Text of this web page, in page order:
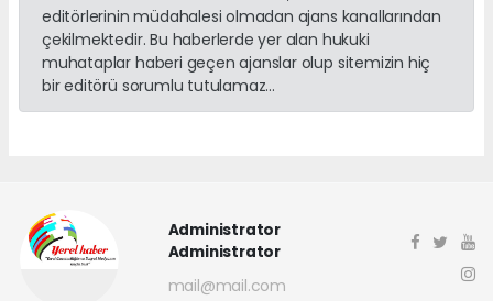
editörlerinin müdahalesi olmadan ajans kanallarından
çekilmektedir. Bu haberlerde yer alan hukuki
muhataplar haberi geçen ajanslar olup sitemizin hiç
bir editörü sorumlu tutulamaz...
Administrator
Administrator
mail@mail.com